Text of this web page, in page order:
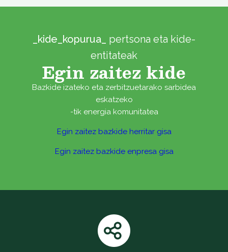
_kide_kopurua_
pertsona eta kide-
entitateak
Egin zaitez kide
Bazkide izateko eta zerbitzuetarako sarbidea
eskatzeko
-tik energia komunitatea
Egin zaitez bazkide herritar gisa
Egin zaitez bazkide enpresa gisa